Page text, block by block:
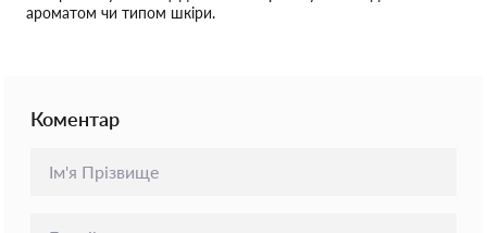
ароматом чи типом шкіри.
Коментар